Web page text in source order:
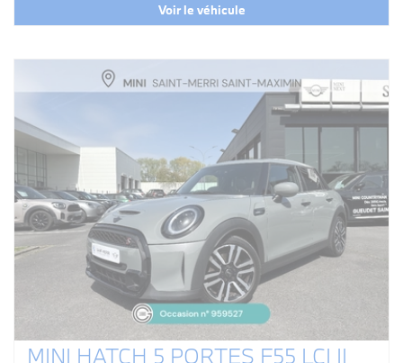
Voir le véhicule
MINI HATCH 5 PORTES F55 LCI II